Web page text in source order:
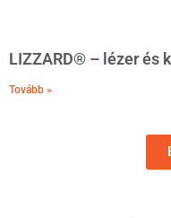
LIZZARD® – lézer és
Tovább »